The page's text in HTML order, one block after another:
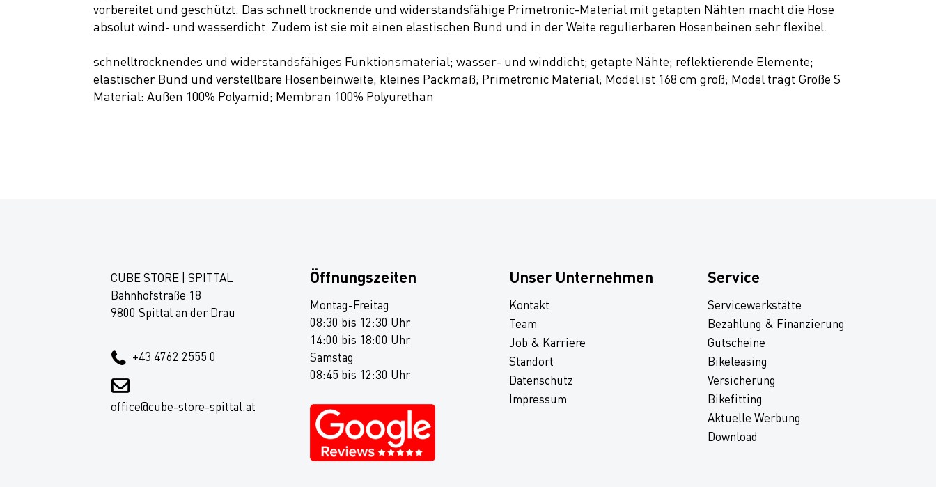
vorbereitet und geschützt. Das schnell trocknende und widerstandsfähige Primetronic-Material mit getapten Nähten macht die Hose
absolut wind- und wasserdicht. Zudem ist sie mit einen elastischen Bund und in der Weite regulierbaren Hosenbeinen sehr flexibel.
schnelltrocknendes und widerstandsfähiges Funktionsmaterial; wasser- und winddicht; getapte Nähte; reflektierende Elemente;
elastischer Bund und verstellbare Hosenbeinweite; kleines Packmaß; Primetronic Material; Model ist 168 cm groß; Model trägt Größe S
Material: Außen 100% Polyamid; Membran 100% Polyurethan
CUBE STORE | SPITTAL
Bahnhofstraße 18
9800 Spittal an der Drau
+43 4762 2555 0
office@cube-store-spittal.at
Öffnungszeiten
Montag-Freitag
08:30 bis 12:30 Uhr
14:00 bis 18:00 Uhr
Samstag
08:45 bis 12:30 Uhr
Unser Unternehmen
Kontakt
Team
Job & Karriere
Standort
Datenschutz
Impressum
Service
Servicewerkstätte
Bezahlung & Finanzierung
Gutscheine
Bikeleasing
Versicherung
Bikefitting
Aktuelle Werbung
Download